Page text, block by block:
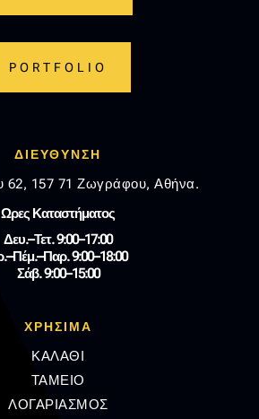
PORTFOLIO
ΔΙΕΥΘΥΝΣΗ
62, 157 71 Ζωγράφου, Αθήνα.
Ωρες Καταστήματος
Δευ.–Τετ. 9:00–17:00
9:00–18:00
Σάβ. 9:00–15:00
ΧΡΗΣΙΜΑ
ΚΑΛΑΘΙ
ΤΑΜΕΙΟ
ΛΟΓΑΡΙΑΣΜΟΣ